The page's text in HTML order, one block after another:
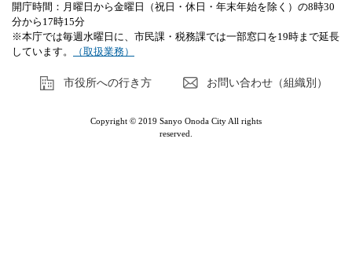
開庁時間：月曜日から金曜日（祝日・休日・年末年始を除く）の8時30
分から17時15分
※本庁では毎週水曜日に、市民課・税務課では一部窓口を19時まで延長
しています。
（取扱業務）
市役所への行き方 お問い合わせ（組織別）
Copyright © 2019 Sanyo Onoda City All rights
reserved.